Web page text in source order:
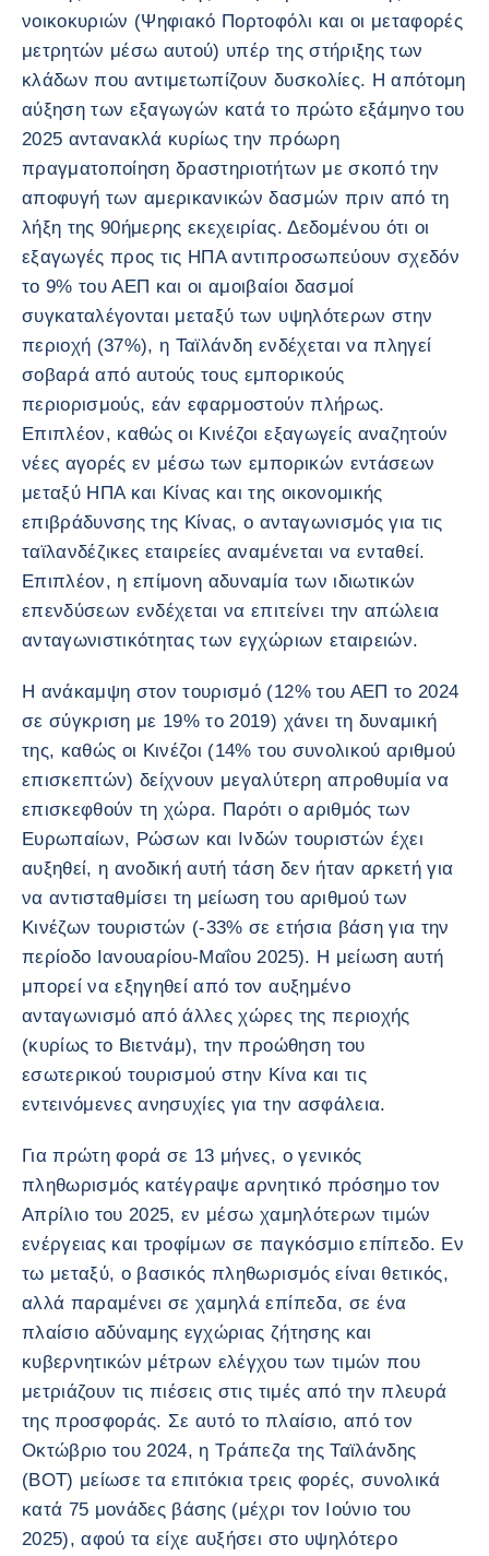
νοικοκυριών (Ψηφιακό Πορτοφόλι και οι μεταφορές
μετρητών μέσω αυτού) υπέρ της στήριξης των
κλάδων που αντιμετωπίζουν δυσκολίες. Η απότομη
αύξηση των εξαγωγών κατά το πρώτο εξάμηνο του
2025 αντανακλά κυρίως την πρόωρη
πραγματοποίηση δραστηριοτήτων με σκοπό την
αποφυγή των αμερικανικών δασμών πριν από τη
λήξη της 90ήμερης εκεχειρίας. Δεδομένου ότι οι
εξαγωγές προς τις ΗΠΑ αντιπροσωπεύουν σχεδόν
το 9% του ΑΕΠ και οι αμοιβαίοι δασμοί
συγκαταλέγονται μεταξύ των υψηλότερων στην
περιοχή (37%), η Ταϊλάνδη ενδέχεται να πληγεί
σοβαρά από αυτούς τους εμπορικούς
περιορισμούς, εάν εφαρμοστούν πλήρως.
Επιπλέον, καθώς οι Κινέζοι εξαγωγείς αναζητούν
νέες αγορές εν μέσω των εμπορικών εντάσεων
μεταξύ ΗΠΑ και Κίνας και της οικονομικής
επιβράδυνσης της Κίνας, ο ανταγωνισμός για τις
ταϊλανδέζικες εταιρείες αναμένεται να ενταθεί.
Επιπλέον, η επίμονη αδυναμία των ιδιωτικών
επενδύσεων ενδέχεται να επιτείνει την απώλεια
ανταγωνιστικότητας των εγχώριων εταιρειών.
Η ανάκαμψη στον τουρισμό (12% του ΑΕΠ το 2024
σε σύγκριση με 19% το 2019) χάνει τη δυναμική
της, καθώς οι Κινέζοι (14% του συνολικού αριθμού
επισκεπτών) δείχνουν μεγαλύτερη απροθυμία να
επισκεφθούν τη χώρα. Παρότι ο αριθμός των
Ευρωπαίων, Ρώσων και Ινδών τουριστών έχει
αυξηθεί, η ανοδική αυτή τάση δεν ήταν αρκετή για
να αντισταθμίσει τη μείωση του αριθμού των
Κινέζων τουριστών (-33% σε ετήσια βάση για την
περίοδο Ιανουαρίου-Μαΐου 2025). Η μείωση αυτή
μπορεί να εξηγηθεί από τον αυξημένο
ανταγωνισμό από άλλες χώρες της περιοχής
(κυρίως το Βιετνάμ), την προώθηση του
εσωτερικού τουρισμού στην Κίνα και τις
εντεινόμενες ανησυχίες για την ασφάλεια.
Για πρώτη φορά σε 13 μήνες, ο γενικός
πληθωρισμός κατέγραψε αρνητικό πρόσημο τον
Απρίλιο του 2025, εν μέσω χαμηλότερων τιμών
ενέργειας και τροφίμων σε παγκόσμιο επίπεδο. Εν
τω μεταξύ, ο βασικός πληθωρισμός είναι θετικός,
αλλά παραμένει σε χαμηλά επίπεδα, σε ένα
πλαίσιο αδύναμης εγχώριας ζήτησης και
κυβερνητικών μέτρων ελέγχου των τιμών που
μετριάζουν τις πιέσεις στις τιμές από την πλευρά
της προσφοράς. Σε αυτό το πλαίσιο, από τον
Οκτώβριο του 2024, η Τράπεζα της Ταϊλάνδης
(BOT) μείωσε τα επιτόκια τρεις φορές, συνολικά
κατά 75 μονάδες βάσης (μέχρι τον Ιούνιο του
2025), αφού τα είχε αυξήσει στο υψηλότερο